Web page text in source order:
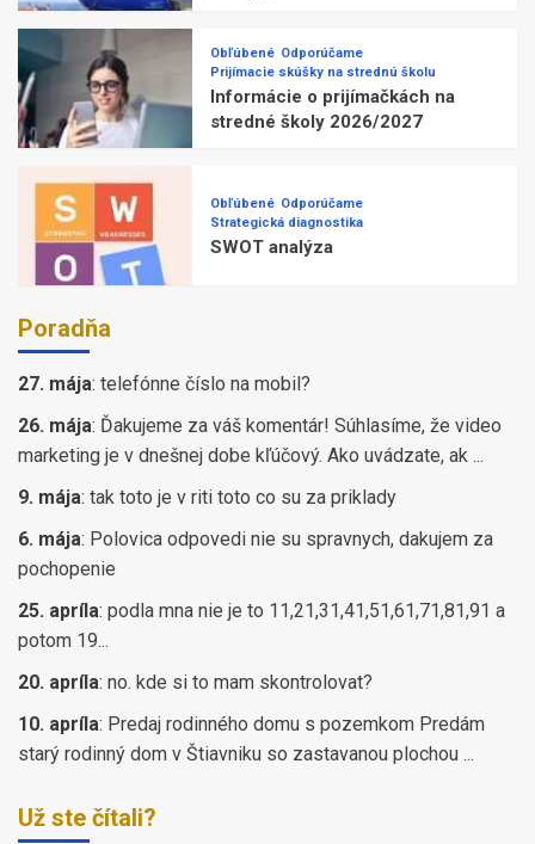
Obľúbené Odporúčame
Prijímacie skúšky na strednú školu
Informácie o prijímačkách na
stredné školy 2026/2027
Obľúbené Odporúčame
Strategická diagnostika
SWOT analýza
Poradňa
27. mája: telefónne číslo na mobil?
26. mája: Ďakujeme za váš komentár! Súhlasíme, že video
marketing je v dnešnej dobe kľúčový. Ako uvádzate, ak ...
9. mája: tak toto je v riti toto co su za priklady
6. mája: Polovica odpovedi nie su spravnych, dakujem za
pochopenie
25. apríla: podla mna nie je to 11,21,31,41,51,61,71,81,91 a
potom 19...
20. apríla: no. kde si to mam skontrolovat?
10. apríla: Predaj rodinného domu s pozemkom Predám
starý rodinný dom v Štiavniku so zastavanou plochou ...
Už ste čítali?